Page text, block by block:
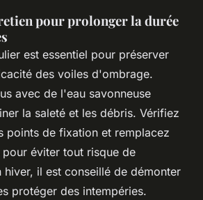
pour prolonger la durée
est essentiel pour préserver
des voiles d'ombrage.
avec de l'eau savonneuse
la saleté et les débris. Vérifiez
points de fixation et remplacez
pour éviter tout risque de
hiver, il est conseillé de démonter
protéger des intempéries.